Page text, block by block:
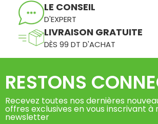
LE CONSEIL
D'EXPERT
LIVRAISON GRATUITE
DÈS 99 DT D'ACHAT
RESTONS
Recevez toutes nos dernières
offres exclusives en vous inscrivant à
newsletter